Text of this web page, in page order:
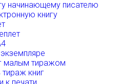
начинающему писателю
книгу
малым тиражом
тираж книг